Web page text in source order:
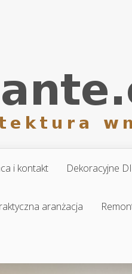
i kontakt Dekoracyjne
aranżacja